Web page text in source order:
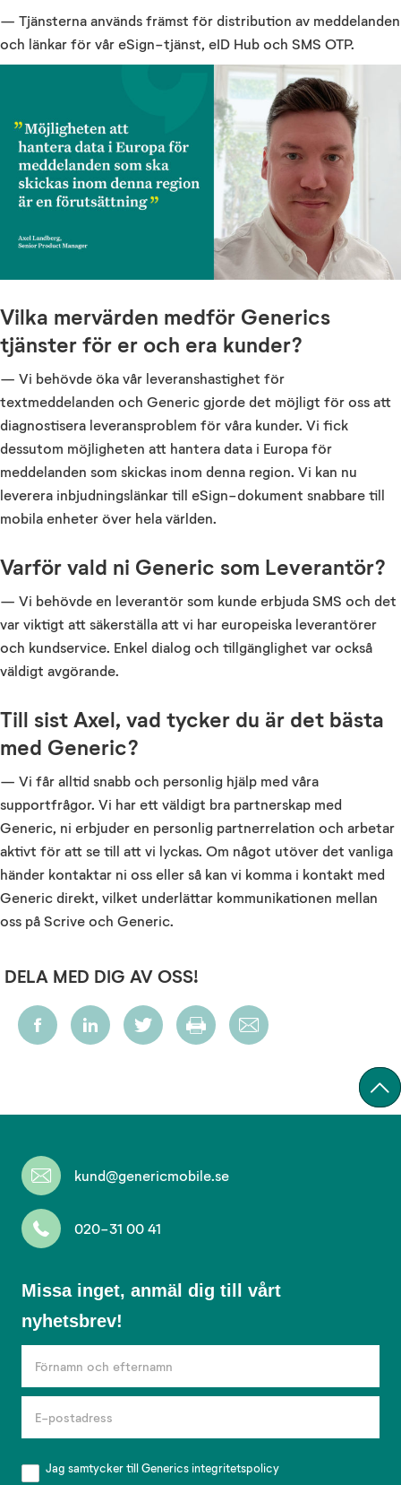
— Tjänsterna används främst för distribution av meddelanden
och länkar för vår eSign-tjänst, eID Hub och SMS OTP.
Vilka mervärden medför Generics
tjänster för er och era kunder?
— Vi behövde öka vår leveranshastighet för
textmeddelanden och Generic gjorde det möjligt för oss att
diagnostisera leveransproblem för våra kunder. Vi fick
dessutom möjligheten att hantera data i Europa för
meddelanden som skickas inom denna region. Vi kan nu
leverera inbjudningslänkar till eSign-dokument snabbare till
mobila enheter över hela världen.
Varför vald ni Generic som Leverantör?
— Vi behövde en leverantör som kunde erbjuda SMS och det
var viktigt att säkerställa att vi har europeiska leverantörer
och kundservice. Enkel dialog och tillgänglighet var också
väldigt avgörande.
Till sist Axel, vad tycker du är det bästa
med Generic?
— Vi får alltid snabb och personlig hjälp med våra
supportfrågor. Vi har ett väldigt bra partnerskap med
Generic, ni erbjuder en personlig partnerrelation och arbetar
aktivt för att se till att vi lyckas. Om något utöver det vanliga
händer kontaktar ni oss eller så kan vi komma i kontakt med
Generic direkt, vilket underlättar kommunikationen mellan
oss på Scrive och Generic.
DELA MED DIG AV OSS!
kund@genericmobile.se
020-31 00 41
Missa
anmäl
dig
till
vårt
nyhetsbrev!
Missa inget, anmäl dig till vårt
nyhetsbrev!
Jag samtycker till Genericsintegritetspolicy